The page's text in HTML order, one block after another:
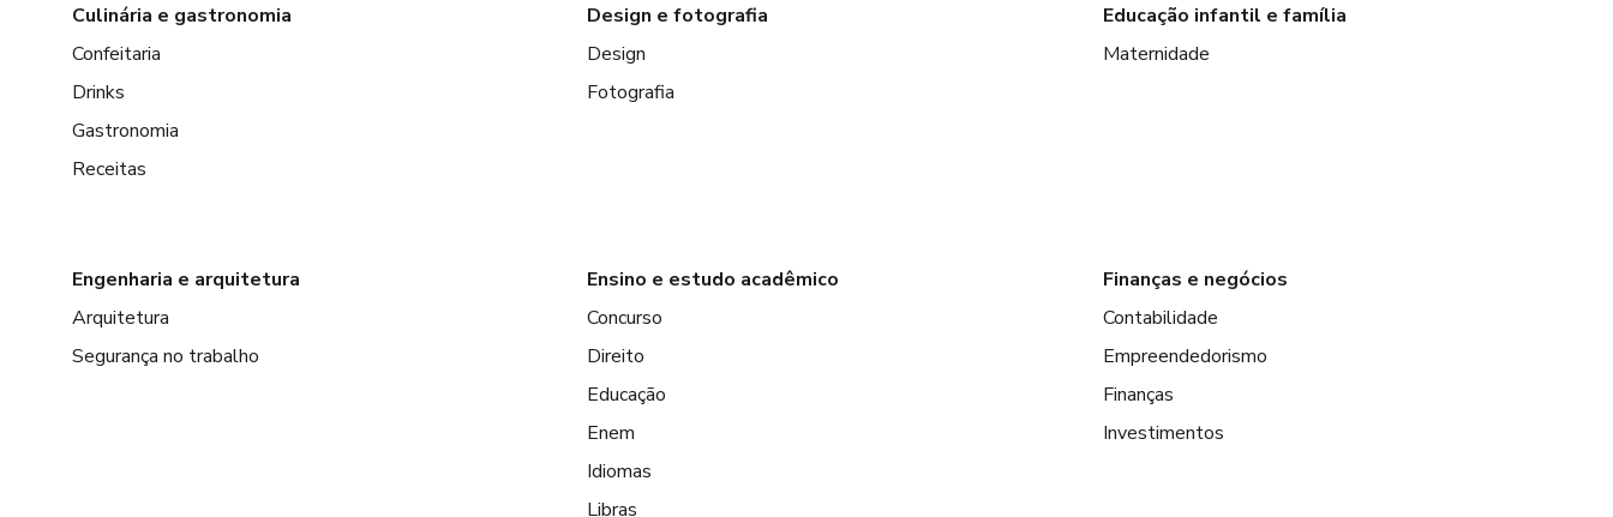
Culinária e gastronomia
Confeitaria
Drinks
Gastronomia
Receitas
Design e fotografia
Design
Fotografia
Educação infantil e família
Maternidade
Engenharia e arquitetura
Arquitetura
Segurança no trabalho
Ensino e estudo acadêmico
Concurso
Direito
Educação
Enem
Idiomas
Libras
Finanças e negócios
Contabilidade
Empreendedorismo
Finanças
Investimentos